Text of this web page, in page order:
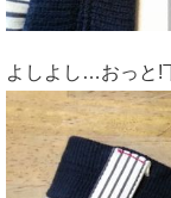
よしよし…おっと!